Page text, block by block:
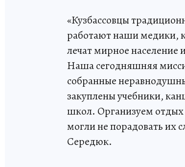
«Кузбассовцы
работают наши медики,
лечат мирное население
Наша сегодняшняя
собранные
закуплены учебники,
школ. Организуем отдых
могли не порадовать их
Середюк.